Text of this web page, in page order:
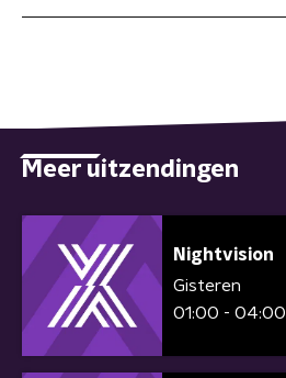
Meer uitzendingen
Nightvision
Gisteren
01:00 - 04:00